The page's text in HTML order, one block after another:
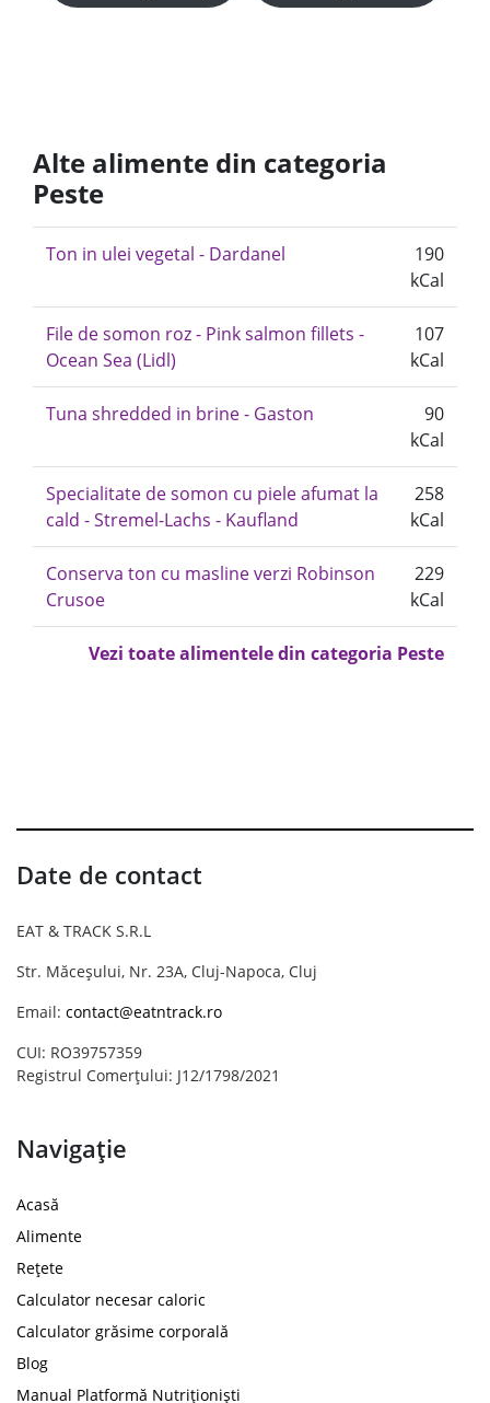
Alte alimente din categoria
Peste
Ton in ulei vegetal - Dardanel
190
kCal
File de somon roz - Pink salmon fillets -
Ocean Sea (Lidl)
107
kCal
Tuna shredded in brine - Gaston
90
kCal
Specialitate de somon cu piele afumat la
cald - Stremel-Lachs - Kaufland
258
kCal
Conserva ton cu masline verzi Robinson
Crusoe
229
kCal
Vezi toate alimentele din categoria Peste
Date de contact
EAT & TRACK S.R.L
Str. Măceșului, Nr. 23A, Cluj-Napoca, Cluj
Email: contact@eatntrack.ro
CUI: RO39757359
Registrul Comerțului: J12/1798/2021
Navigație
Acasă
Alimente
Rețete
Calculator necesar caloric
Calculator grăsime corporală
Blog
Manual Platformă Nutriționiști